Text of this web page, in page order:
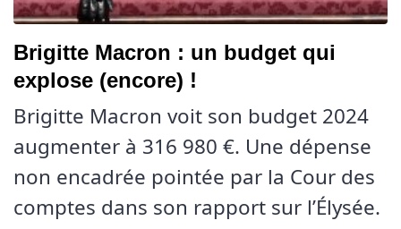
Brigitte Macron : un budget qui
explose (encore) !
Brigitte Macron voit son budget 2024
augmenter à 316 980 €. Une dépense
non encadrée pointée par la Cour des
comptes dans son rapport sur l’Élysée.